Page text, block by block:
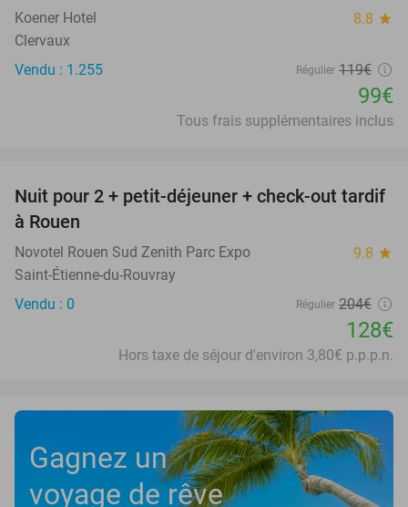
Koener Hotel 8.8 star
Clervaux
Vendu : 1.255
Régulier 119€
99€
Tous frais supplémentaires inclus
37%
Nuit pour 2 + petit-déjeuner + check-out tardif
à Rouen
Novotel Rouen Sud Zenith Parc Expo 9.8 star
Saint-Étienne-du-Rouvray
Vendu : 0
Régulier 204€
128€
Hors taxe de séjour d'environ 3,80€ p.p.p.n.
Gagnez un
voyage de rêve